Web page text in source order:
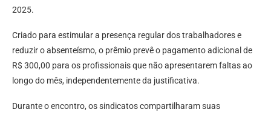
2025.
Criado para estimular a presença regular dos trabalhadores e
reduzir o absenteísmo, o prêmio prevê o pagamento adicional de
R$ 300,00 para os profissionais que não apresentarem faltas ao
longo do mês, independentemente da justificativa.
Durante o encontro, os sindicatos compartilharam suas